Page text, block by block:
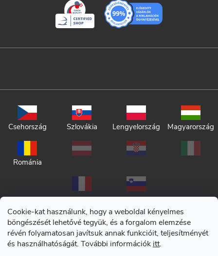
Cookie-kat használunk, hogy a weboldal kényelmes
böngészését lehetővé tegyük, és a forgalom elemzése
révén folyamatosan javítsuk annak funkcióit, teljesítményét
és használhatóságát. További információk itt.
Csehország Szlovákia Lengyelország Magyarország
Románia
Adatkezelési tájékoztató
Általános szerződési feltételek